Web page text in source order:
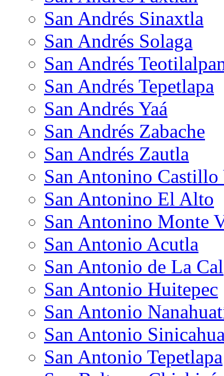
San Andrés Sinaxtla
San Andrés Solaga
San Andrés
San Andrés Tepetlapa
San Andrés Yaá
San Andrés Zabache
San Andrés Zautla
San Antonino Castillo
San Antonino El Alto
San Antonino Monte
San Antonio Acutla
San Antonio de La Cal
San Antonio Huitepec
San Antonio
San Antonio
San Antonio Tepetlapa